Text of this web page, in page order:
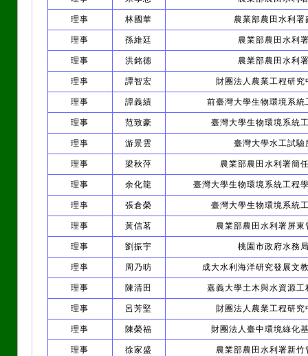
理事 林國華 農業部農田水利署
理事 孫維廷 農業部農田水利
理事 洪銘德 農業部農田水利
理事 譚智宏 財團法人農業工程研究
理事 譚義績 前臺灣大學生物環境系統
理事 范致豪 臺灣大學生物環境系統
理事 游景雲 臺灣大學水工試驗
理事 梁秋萍 農業部農田水利署簡
理事 余化龍 臺灣大學生物環境系統工程
理事 張倉榮 臺灣大學生物環境系統
理事 黃信茗 農業部農田水利署屏東
理事 劉振宇 桃園市政府水務
理事 周乃昉 成大水利海洋研究發展文
理事 陳清田 嘉義大學土木與水資源工
理事 呂芳堅 財團法人農業工程研究
理事 陳榮福 財團法人臺中環境綠化
理事 徐家盛 農業部農田水利署新竹